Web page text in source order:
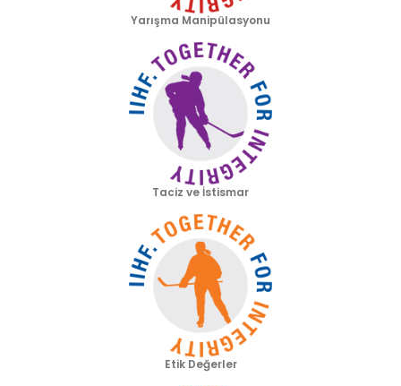
Yarışma Manipülasyonu
Taciz ve İstismar
Etik Değerler